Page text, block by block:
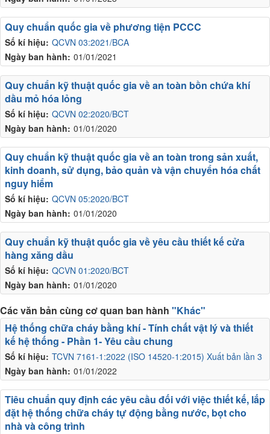
Số kí hiệu: QCVN 03:2021/BCA
Ngày ban hành: 01/01/2021
Quy chuẩn quốc gia về phương tiện PCCC
Số kí hiệu: QCVN 02:2020/BCT
Ngày ban hành: 01/01/2020
Quy chuẩn kỹ thuật quốc gia về an toàn bồn chứa khí
dầu mỏ hóa lỏng
Số kí hiệu: QCVN 05:2020/BCT
Ngày ban hành: 01/01/2020
Quy chuẩn kỹ thuật quốc gia về an toàn trong sản xuất,
kinh doanh, sử dụng, bảo quản và vận chuyển hóa chất
nguy hiểm
Số kí hiệu: QCVN 01:2020/BCT
Ngày ban hành: 01/01/2020
Quy chuẩn kỹ thuật quốc gia về yêu cầu thiết kế cửa
hàng xăng dầu
Các văn bản cùng cơ quan ban hành "Khác"
Số kí hiệu: TCVN 7161-1:2022 (ISO 14520-1:2015) Xuất bản lần 3
Ngày ban hành: 01/01/2022
Hệ thống chữa cháy bằng khí - Tính chất vật lý và thiết
kế hệ thống - Phần 1- Yêu cầu chung
Tiêu chuẩn quy định các yêu cầu đối với việc thiết kế, lắp
đặt hệ thống chữa cháy tự động bằng nước, bọt cho
nhà và công trình